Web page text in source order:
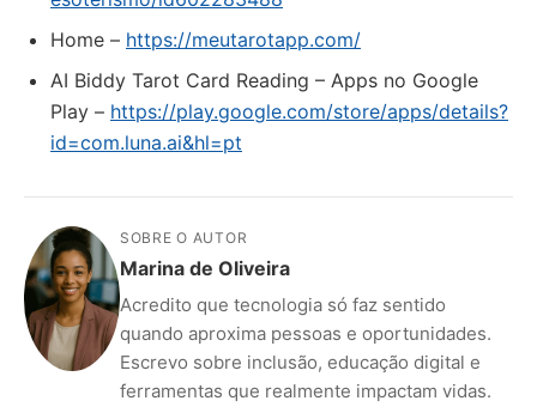
Home – https://meutarotapp.com/
AI Biddy Tarot Card Reading – Apps no Google
Play – https://play.google.com/store/apps/details?
id=com.luna.ai&hl=pt
SOBRE O AUTOR
Marina de Oliveira
Acredito que tecnologia só faz sentido
quando aproxima pessoas e oportunidades.
Escrevo sobre inclusão, educação digital e
ferramentas que realmente impactam vidas.